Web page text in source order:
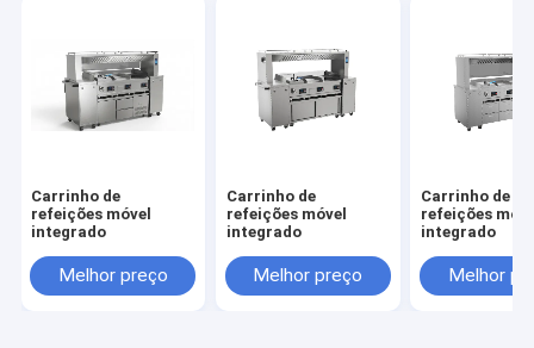
Carrinho de
refeições móvel
integrado
Melhor preço
Carrinho de
refeições móvel
integrado
Melhor preço
Carrinho de
refeições
integrado
Melhor